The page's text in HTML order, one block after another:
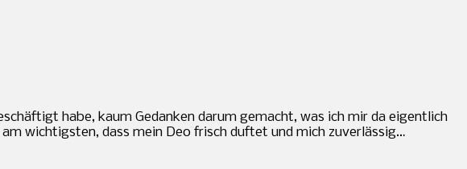
habe, kaum Gedanken darum gemacht, was ich mir da eigentlich
wichtigsten, dass mein Deo frisch duftet und mich zuverlässig…